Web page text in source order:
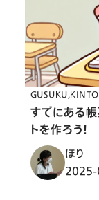
GUSUKU
すでにある
トを作ろう！
ほり